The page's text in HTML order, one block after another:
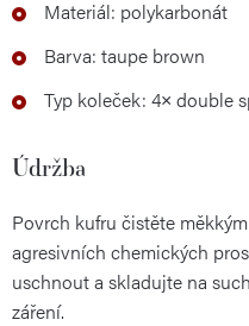
Materiál: polykarbonát
Barva: taupe brown
Typ koleček: 4× double
Údržba
Povrch kufru čistěte
agresivních chemických
uschnout a skladujte na
záření.